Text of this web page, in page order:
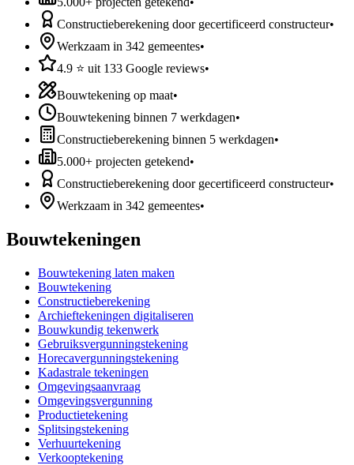
Constructieberekening door gecertificeerd constructeur•
Werkzaam in 342 gemeentes•
4.9 ⭐ uit 133 Google reviews•
Bouwtekening op maat•
Bouwtekening binnen 7 werkdagen•
Constructieberekening binnen 5 werkdagen•
5.000+ projecten getekend•
Constructieberekening door gecertificeerd constructeur•
Werkzaam in 342 gemeentes•
Bouwtekeningen
Bouwtekening laten maken
Bouwtekening
Constructieberekening
Archieftekeningen digitaliseren
Bouwkundig tekenwerk
Gebruiksvergunningstekening
Horecavergunningstekening
Kadastrale tekeningen
Omgevingsaanvraag
Omgevingsvergunning
Productietekening
Splitsingstekening
Verhuurtekening
Verkooptekening